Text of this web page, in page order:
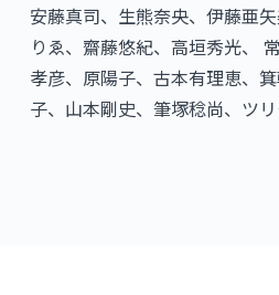
安藤真司、生熊奈央、伊藤亜
りゑ、齋藤悠紀、高垣秀光、
孝彦、原陽子、古本有理恵、
子、山本剛史、筆塚稔尚、ツ